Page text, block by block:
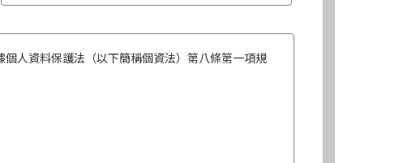
人資料保護法（以下簡稱個資法）第八條第一項規